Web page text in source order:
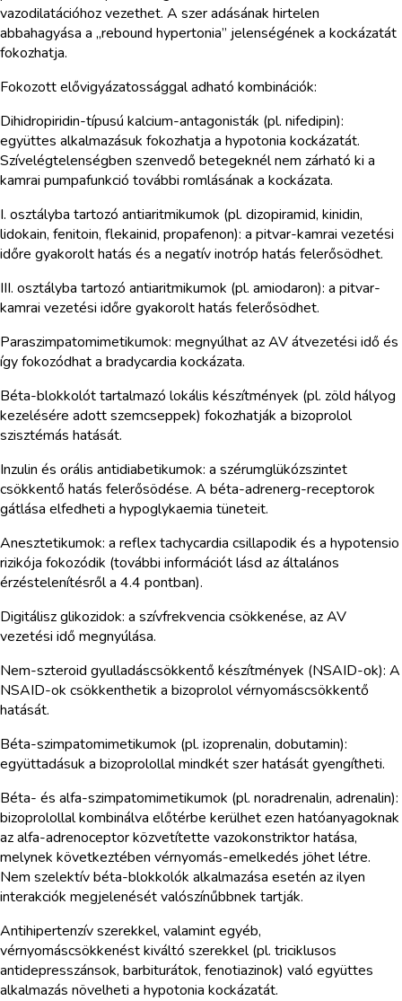
vazodilatációhoz vezethet. A szer adásának hirtelen
abbahagyása a „rebound hypertonia” jelenségének a kockázatát
fokozhatja.
Fokozott elővigyázatossággal adható kombinációk:
Dihidropiridin-típusú kalcium-antagonisták (pl. nifedipin):
együttes alkalmazásuk fokozhatja a hypotonia kockázatát.
Szívelégtelenségben szenvedő betegeknél nem zárható ki a
kamrai pumpafunkció további romlásának a kockázata.
I. osztályba tartozó antiaritmikumok (pl. dizopiramid, kinidin,
lidokain, fenitoin, flekainid, propafenon): a pitvar-kamrai vezetési
időre gyakorolt hatás és a negatív inotróp hatás felerősödhet.
III. osztályba tartozó antiaritmikumok (pl. amiodaron): a pitvar-
kamrai vezetési időre gyakorolt hatás felerősödhet.
Paraszimpatomimetikumok: megnyúlhat az AV átvezetési idő és
így fokozódhat a bradycardia kockázata.
Béta-blokkolót tartalmazó lokális készítmények (pl. zöld hályog
kezelésére adott szemcseppek) fokozhatják a bizoprolol
szisztémás hatását.
Inzulin és orális antidiabetikumok: a szérumglükózszintet
csökkentő hatás felerősödése. A béta-adrenerg-receptorok
gátlása elfedheti a hypoglykaemia tüneteit.
Anesztetikumok: a reflex tachycardia csillapodik és a hypotensio
rizikója fokozódik (további információt lásd az általános
érzéstelenítésről a 4.4 pontban).
Digitálisz glikozidok: a szívfrekvencia csökkenése, az AV
vezetési idő megnyúlása.
Nem-szteroid gyulladáscsökkentő készítmények (NSAID-ok): A
NSAID-ok csökkenthetik a bizoprolol vérnyomáscsökkentő
hatását.
Béta-szimpatomimetikumok (pl. izoprenalin, dobutamin):
együttadásuk a bizoprolollal mindkét szer hatását gyengítheti.
Béta- és alfa-szimpatomimetikumok (pl. noradrenalin, adrenalin):
bizoprolollal kombinálva előtérbe kerülhet ezen hatóanyagoknak
az alfa-adrenoceptor közvetítette vazokonstriktor hatása,
melynek következtében vérnyomás-emelkedés jöhet létre.
Nem szelektív béta-blokkolók alkalmazása esetén az ilyen
interakciók megjelenését valószínűbbnek tartják.
Antihipertenzív szerekkel, valamint egyéb,
vérnyomáscsökkenést kiváltó szerekkel (pl. triciklusos
antidepresszánsok, barbiturátok, fenotiazinok) való együttes
alkalmazás növelheti a hypotonia kockázatát.